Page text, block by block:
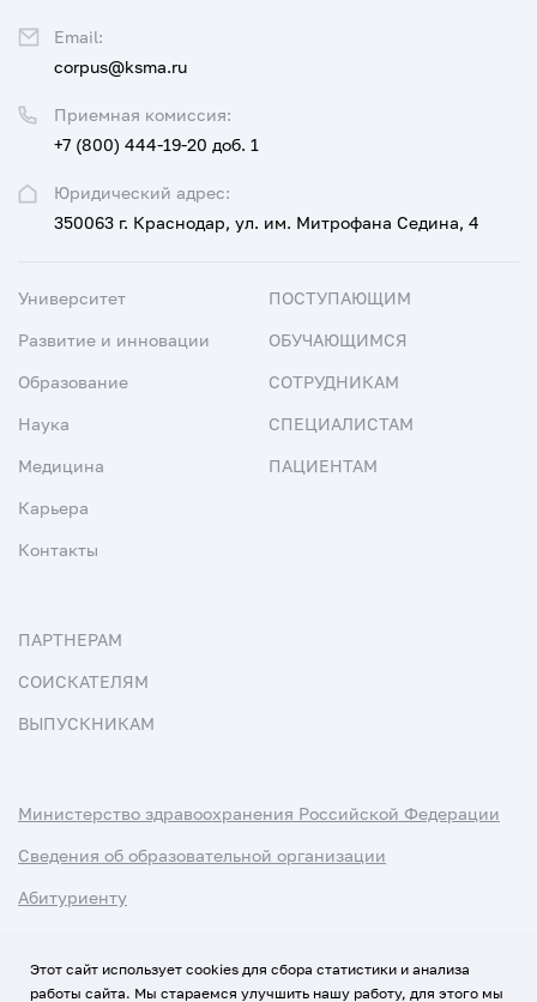
Юридический адрес:
350063 г. Краснодар, ул. им. Митрофана Седина, 4
Приемная комиссия:
+7 (800) 444-19-20 доб. 1
Email:
corpus@ksma.ru
Университет
Развитие и инновации
Образование
Наука
Медицина
Карьера
Контакты
ПОСТУПАЮЩИМ
ОБУЧАЮЩИМСЯ
СОТРУДНИКАМ
СПЕЦИАЛИСТАМ
ПАЦИЕНТАМ
ПАРТНЕРАМ
СОИСКАТЕЛЯМ
ВЫПУСКНИКАМ
Министерство здравоохранения Российской Федерации
Сведения об образовательной организации
Абитуриенту
Этот сайт использует cookies для сбора статистики и анализа
работы сайта. Мы стараемся улучшить нашу работу, для этого мы